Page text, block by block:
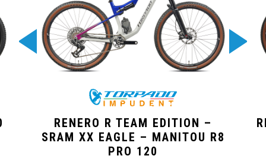
RENERO R TEAM EDITION –
SRAM XX EAGLE – MANITOU R8
PRO 120